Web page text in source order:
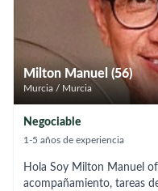
Milton Manuel (56)
Murcia / Murcia
Negociable
1-5 años de experiencia
Hola Soy Milton Manuel
acompañamiento, tareas